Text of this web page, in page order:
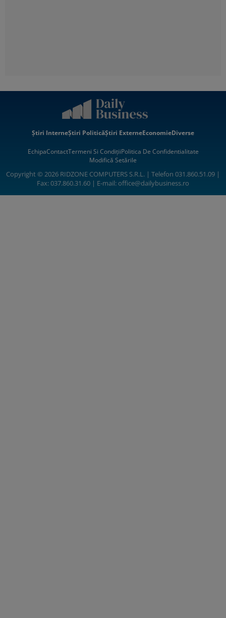
Știri InterneȘtiri PoliticăȘtiri ExterneEconomieDiverse
EchipaContactTermeni Si CondițiiPolitica De Confidentialitate
Modifică Setările
Copyright © 2026 RIDZONE COMPUTERS S.R.L. | Telefon 031.860.51.09 |
Fax: 037.860.31.60 | E-mail:office@dailybusiness.ro